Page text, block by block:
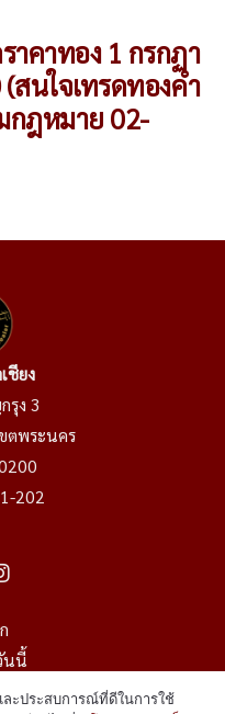
าคาทอง 1 กรกฏา
(สนใจเทรดทองคำ
กฎหมาย 02-
ชียง
รุง 3
ตพระนคร
202
นนี้
หลัง
ะประสบการณ์ที่ดีในการใช้